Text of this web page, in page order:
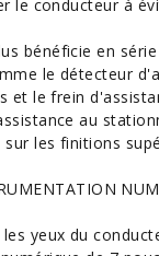
le conducteur à
bénéficie en
le détecteur
et le frein
au
les finitions
yeux du